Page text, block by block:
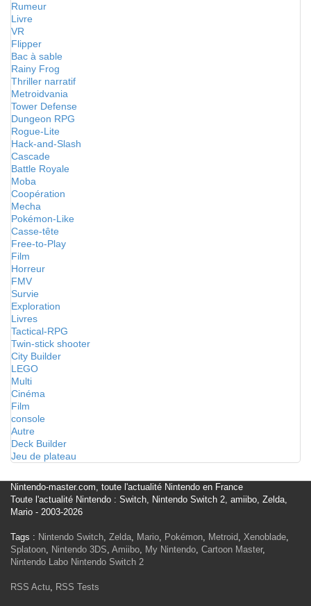
Rumeur
Livre
VR
Flipper
Bac à sable
Rainy Frog
Thriller narratif
Metroidvania
Tower Defense
Dungeon RPG
Rogue-Lite
Hack-and-Slash
Cascade
Battle Royale
Moba
Coopération
Mecha
Pokémon-Like
Casse-tête
Free-to-Play
Film
Horreur
FMV
Survie
Exploration
Livres
Tactical-RPG
Twin-stick shooter
City Builder
LEGO
Multi
Cinéma
Film
console
Autre
Deck Builder
Jeu de plateau
Nintendo-master.com, toute l'actualité Nintendo en France
Toute l'actualité Nintendo : Switch, Nintendo Switch 2, amiibo, Zelda,
Mario - 2003-2026
Tags : Nintendo Switch, Zelda, Mario, Pokémon, Metroid, Xenoblade,
Splatoon, Nintendo 3DS, Amiibo, My Nintendo, Cartoon Master,
Nintendo Labo Nintendo Switch 2
RSS Actu, RSS Tests